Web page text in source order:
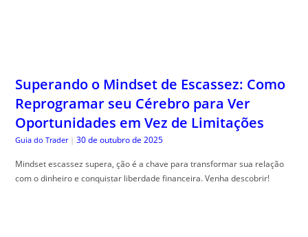
Superando o Mindset de Escassez: Como
Reprogramar seu Cérebro para Ver
Oportunidades em Vez de Limitações
Guia do Trader | 30 de outubro de 2025
Mindset escassez supera, ção é a chave para transformar sua relação
com o dinheiro e conquistar liberdade financeira. Venha descobrir!